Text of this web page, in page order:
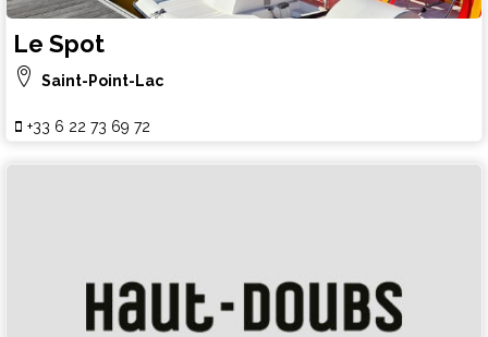
Le Spot
Saint-Point-Lac
+33 6 22 73 69 72